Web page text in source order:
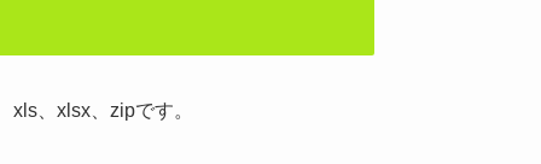
、xlsx、zipです。